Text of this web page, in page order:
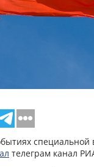
специальной
телеграм канал